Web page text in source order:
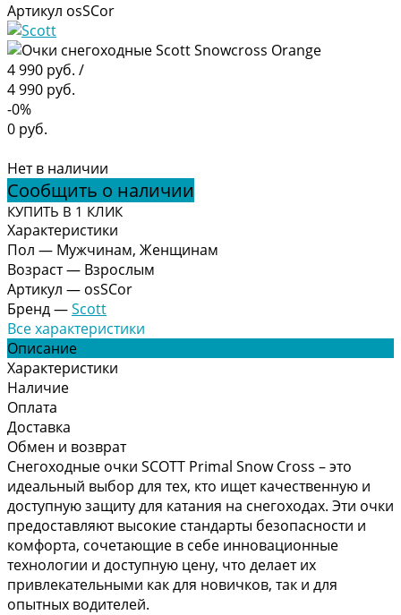
Артикул osSCor
4 990 руб. /
4 990 руб.
-0%
0 руб.
Нет в наличии
Сообщить о наличии
КУПИТЬ В 1 КЛИК
Характеристики
Пол — Мужчинам, Женщинам
Возраст— Взрослым
Артикул — osSCor
Бренд—Scott
Все характеристики
Описание
Характеристики
Наличие
Оплата
Доставка
Обмен и возврат
Снегоходные очки SCOTT Primal Snow Cross – это
идеальный выбор для тех, кто ищет качественную и
доступную защиту для катания на снегоходах. Эти очки
предоставляют высокие стандарты безопасности и
комфорта, сочетающие в себе инновационные
технологии и доступную цену, что делает их
привлекательными как для новичков, так и для
опытных водителей.